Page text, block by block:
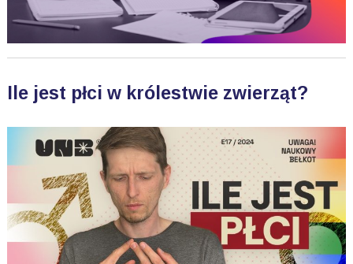
Ile jest płci w królestwie zwierząt?